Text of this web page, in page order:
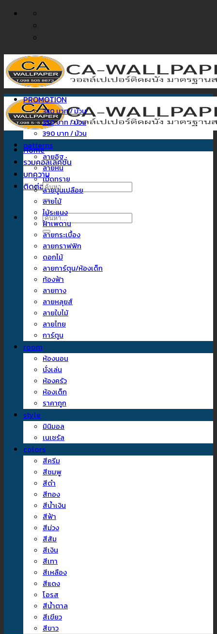
ข้าม
Home
รวมคอลเลคชั่น
บทความ
ติดต่อเรา
ค้นหา:
ค้นหา:
PROMOTION
340 บาท / ม้วน
350 บาท / ม้วน
390 บาท / ม้วน
patterns
ลายอิฐ
ลายหิน
เม็ดทราย
ลายปูนเปลือย
ลายไม้
ไม้ระแนง
ฝ้าเพดาน
ลายกระเบื้อง
ลายกราฟฟิก
ดอกไม้
ลายการ์ตูน/ห้องเด็ก
ท้องฟ้า
ลายทาง
ลายหลุยส์
ลายใบไม้
ลายไทย
การ์ตูน
room
ห้องนอน
นั่งเล่น
ห้องครัว
ห้องเด็ก
ราคาถูก
style
มินิมอล
เนเชรัล
colors
สีครีม
สีชมพู
สีดำ
สีทอง
สีน้ำเงิน
สีฟ้า
สีม่วง
สีส้ม
สีเงิน
สีเทา
สีเหลือง
สีแดง
โอรส
สีน้ำตาล
สีเขียว
สีขาว